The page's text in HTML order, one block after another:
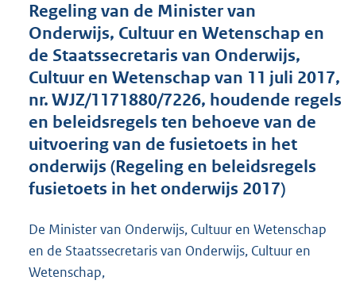
d
s
g
o
o
t
e
:
2
M
b
Regeling van de Minister van
Onderwijs, Cultuur en Wetenschap en
de Staatssecretaris van Onderwijs,
Cultuur en Wetenschap van 11 juli 2017,
nr. WJZ/1171880/7226, houdende regels
en beleidsregels ten behoeve van de
uitvoering van de fusietoets in het
onderwijs (Regeling en beleidsregels
fusietoets in het onderwijs 2017)
De Minister van Onderwijs, Cultuur en Wetenschap
en de Staatssecretaris van Onderwijs, Cultuur en
Wetenschap,